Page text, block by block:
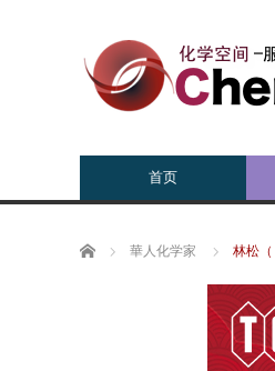
首页
Home 華人化学家 林松（